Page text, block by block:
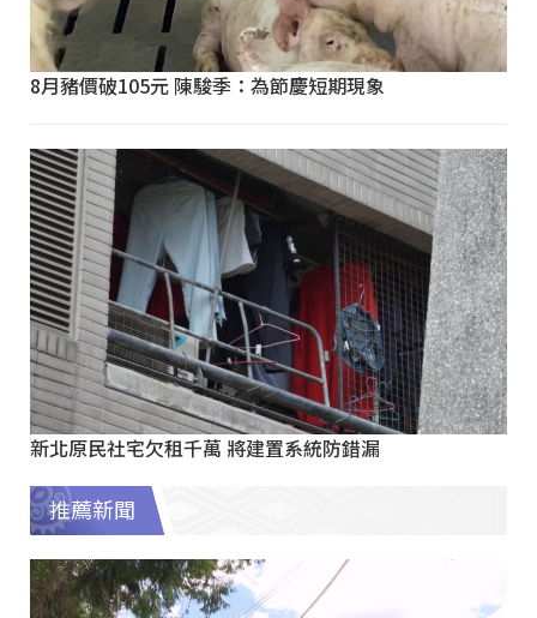
8月豬價破105元 陳駿季：為節慶短期現象
新北原民社宅欠租千萬 將建置系統防錯漏
推薦新聞